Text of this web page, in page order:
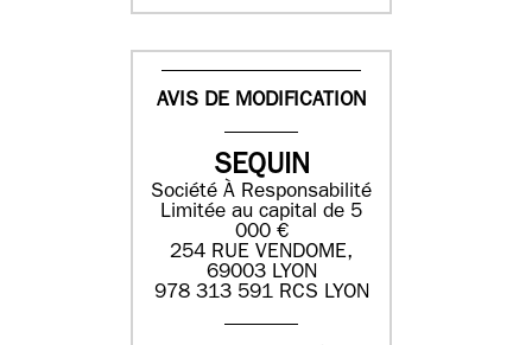
AVIS DE MODIFICATION
SEQUIN
Société À Responsabilité
Limitée au capital de 5
000 €
254 RUE VENDOME,
69003 LYON
978 313 591 RCS LYON